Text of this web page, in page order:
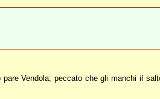
pare Vendola; peccato che gli manchi il